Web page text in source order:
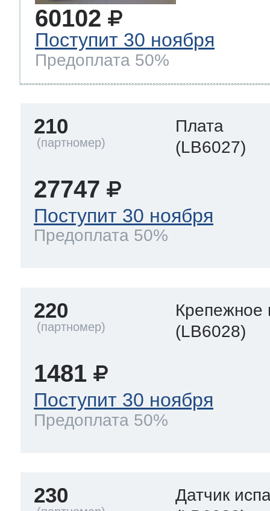
60102
Поступит 30 ноября
Предоплата 50%
210
Плата
(LB6027)
27747
Поступит 30 ноября
Предоплата 50%
220
Крепежное
(LB6028)
1481
Поступит 30 ноября
Предоплата 50%
230
Датчик